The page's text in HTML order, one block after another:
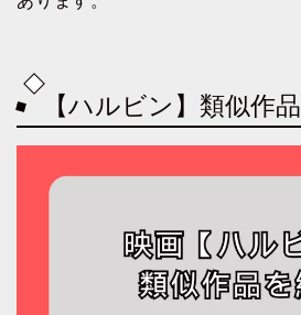
【ハルビン】類似作